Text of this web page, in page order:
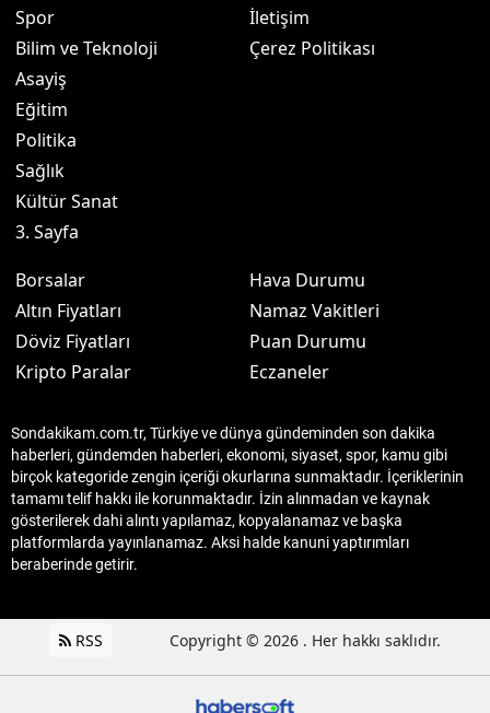
Spor
Bilim ve Teknoloji
Asayiş
Eğitim
Politika
Sağlık
Kültür Sanat
3. Sayfa
İletişim
Çerez Politikası
Borsalar
Altın Fiyatları
Döviz Fiyatları
Kripto Paralar
Hava Durumu
Namaz Vakitleri
Puan Durumu
Eczaneler
Sondakikam.com.tr, Türkiye ve dünya gündeminden son dakika
haberleri, gündemden haberleri, ekonomi, siyaset, spor, kamu gibi
birçok kategoride zengin içeriği okurlarına sunmaktadır. İçeriklerinin
tamamı telif hakkı ile korunmaktadır. İzin alınmadan ve kaynak
gösterilerek dahi alıntı yapılamaz, kopyalanamaz ve başka
platformlarda yayınlanamaz. Aksi halde kanuni yaptırımları
beraberinde getirir.
RSS Copyright © 2026 . Her hakkı saklıdır.